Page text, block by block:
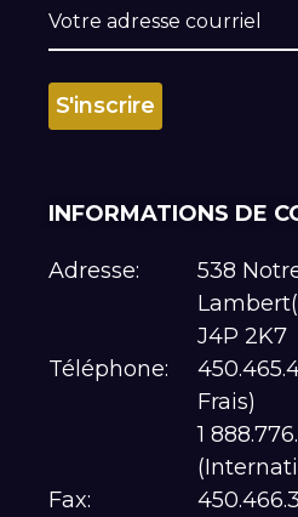
INFORMATIONS DE
Adresse:
538
J4P 2K7
Téléphone:
Frais)
1
Fax: